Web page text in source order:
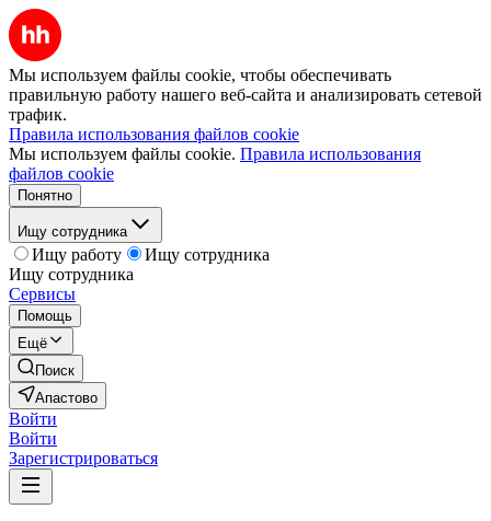
Мы используем файлы cookie, чтобы обеспечивать
правильную работу нашего веб-сайта и анализировать сетевой
трафик.
Правила использования файлов cookie
Мы используем файлы cookie. Правила использования
файлов cookie
Понятно
Ищу сотрудника
Ищу работу
Ищу сотрудника
Ищу сотрудника
Сервисы
Помощь
Ещё
Поиск
Апастово
Войти
Войти
Зарегистрироваться